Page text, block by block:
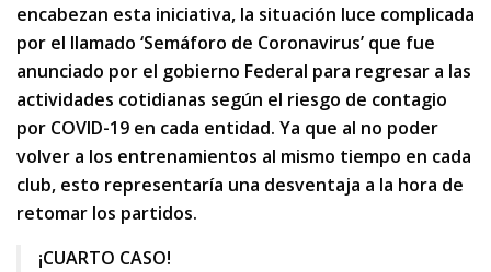
encabezan esta iniciativa, la situación luce complicada
por el llamado ‘Semáforo de Coronavirus’ que fue
anunciado por el gobierno Federal para regresar a las
actividades cotidianas según el riesgo de contagio
por COVID-19 en cada entidad. Ya que al no poder
volver a los entrenamientos al mismo tiempo en cada
club, esto representaría una desventaja a la hora de
retomar los partidos.
¡CUARTO CASO!